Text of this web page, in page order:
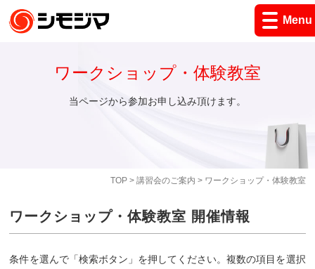
Menu
TOP> 講習会のご案内 > ワークショップ・体験教室
ワークショップ・体験教室
当ページから参加お申し込み頂けます。
ワークショップ・体験教室 開催情報
条件を選んで「検索ボタン」を押してください。複数の項目を選択